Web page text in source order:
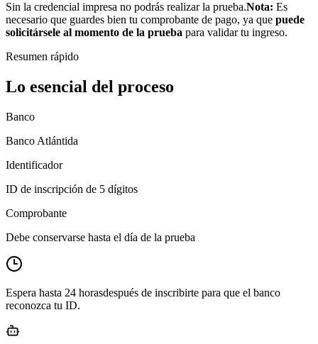
Sin la credencial impresa no podrás realizar la prueba.Nota: Es
necesario que guardes bien tu comprobante de pago, ya que puede
solicitársele al momento de la prueba para validar tu ingreso.
Resumen rápido
Lo esencial del proceso
Banco
Banco Atlántida
Identificador
ID de inscripción de 5 dígitos
Comprobante
Debe conservarse hasta el día de la prueba
Espera hasta 24 horasdespués de inscribirte para que el banco
reconozca tu ID.